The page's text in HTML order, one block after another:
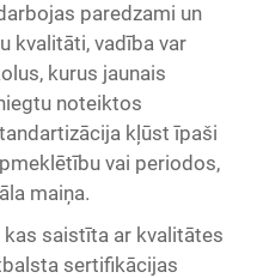
paredzami un
kvalitāti, vadība var
kurus jaunais
noteiktos
kļūst īpaši
vai periodos,
maiņa.
saistīta ar kvalitātes
sertifikācijas